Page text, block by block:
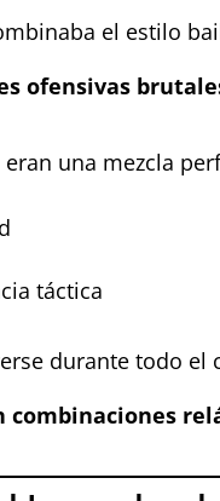
el estilo
ofensivas
eran una mezcla
táctica
durante todo el
combinaciones